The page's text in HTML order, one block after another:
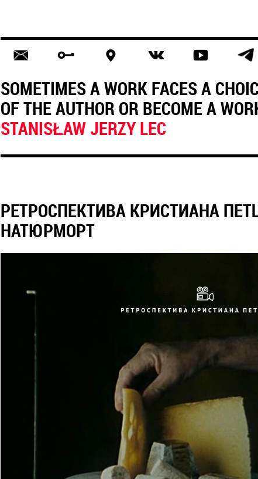
SOMETIMES A WORK FACES A
OF THE AUTHOR OR BECOME A
STANISŁAW JERZY LEC
РЕТРОСПЕКТИВА КРИСТИАНА
НАТЮРМОРТ